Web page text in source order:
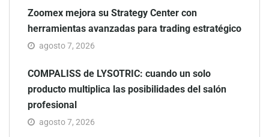
Zoomex mejora su Strategy Center con
herramientas avanzadas para trading estratégico
agosto 7, 2026
COMPALISS de LYSOTRIC: cuando un solo
producto multiplica las posibilidades del salón
profesional
agosto 7, 2026